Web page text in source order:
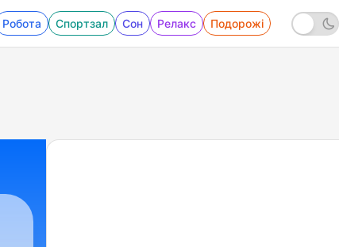
Робота Спортзал Сон Релакс Подорожі